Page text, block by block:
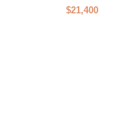
$21,400